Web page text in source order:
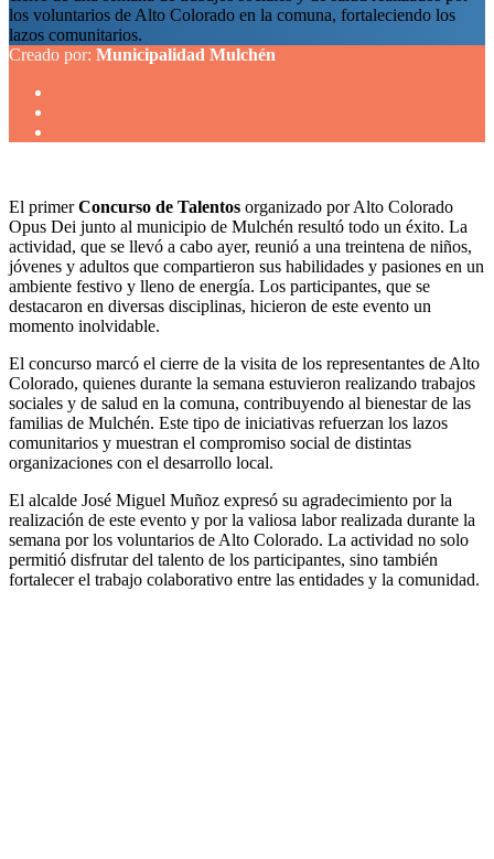
los voluntarios de Alto Colorado en la comuna, fortaleciendo los
lazos comunitarios.
Creado por: Municipalidad Mulchén
El primerConcurso de Talentos organizado por Alto Colorado
Opus Dei junto al municipio de Mulchén resultó todo un éxito. La
actividad, que se llevó a cabo ayer, reunió a una treintena de niños,
jóvenes y adultos que compartieron sus habilidades y pasiones en un
ambiente festivo y lleno de energía. Los participantes, que se
destacaron en diversas disciplinas, hicieron de este evento un
momento inolvidable.
El concurso marcó el cierre de la visita de los representantes de Alto
Colorado, quienes durante la semana estuvieron realizando trabajos
sociales y de salud en la comuna, contribuyendo al bienestar de las
familias de Mulchén. Este tipo de iniciativas refuerzan los lazos
comunitarios y muestran el compromiso social de distintas
organizaciones con el desarrollo local.
El alcalde José Miguel Muñoz expresó su agradecimiento por la
realización de este evento y por la valiosa labor realizada durante la
semana por los voluntarios de Alto Colorado. La actividad no solo
permitió disfrutar del talento de los participantes, sino también
fortalecer el trabajo colaborativo entre las entidades y la comunidad.